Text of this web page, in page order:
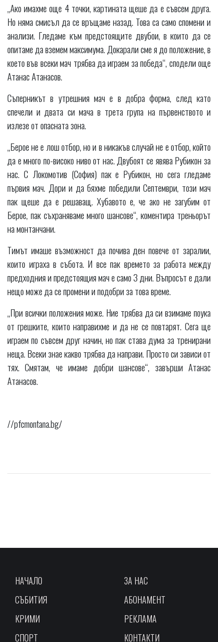
„Ако имахме още 4 точки, картината щеше да е съвсем друга.
Но няма смисъл да се връщаме назад. Това са само спомени и
анализи. Гледаме към предстоящите двубои, в които да се
опитаме да вземем максимума. Докарали сме я до положение, в
което във всеки мач трябва да играем за победа“, сподели още
Атанас Атанасов.
Съперникът в утрешния мач е в добра форма, след като
спечели и двата си мача в трета група на първенството и
излезе от опасната зона.
„Берое не е лош отбор, но и в никакъв случай не е отбор, който
да е много по-високо ниво от нас. Двубоят се явява Рубикон за
нас. С Локомотив (София) пак е Рубикон, но сега гледаме
първия мач. Дори и да бяхме победили Септември, този мач
пак щеше да е решаващ. Хубавото е, че ако не загубим от
Берое, пак съхраняваме много шансове“, коментира треньорът
на монтанчани.
Тимът имаше възможност да почива ден повече от заралии,
които играха в събота. И все пак времето за работа между
предходния и предстоящия мач е само 3 дни. Въпросът е дали
нещо може да се промени и подобри за това време.
„При всички положения може. Ние трябва да си взимаме поука
от грешките, които направихме и да не се повтарят. Сега ще
играем по съвсем друг начин, но пак става дума за тренирани
неща. Всеки знае какво трябва да направи. Просто си зависи от
тях. Смятам, че имаме добри шансове“, завърши Атанас
Атанасов.
//pfcmontana.bg/
НАЧАЛО
СЪБИТИЯ
КРИМИ
СПОРТ
ЗА НАС
АБОНАМЕНТ
РЕКЛАМА
КОНТАКТИ